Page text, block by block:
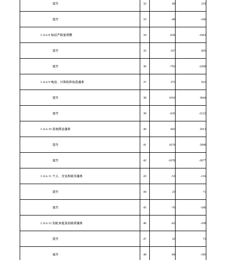
贷方 32 69 233
借方 33 -68 -196
1.A.b.8 知识产权使用费 34 -626 -1663
贷方 35 167 605
借方 36 -793 -2268
1.A.b.9 电信、计算机和信息服务 37 375 922
贷方 38 1010 3044
借方 39 -635 -2122
1.A.b.10 其他商业服务 40 602 2013
贷方 41 1679 5090
借方 42 -1078 -3077
1.A.b.11 个人、文化和娱乐服务 43 -53 -116
贷方 44 23 71
借方 45 -76 -186
1.A.b.12 别处未提及的政府服务 46 -62 -109
贷方 47 22 75
借方 48 -84 -185